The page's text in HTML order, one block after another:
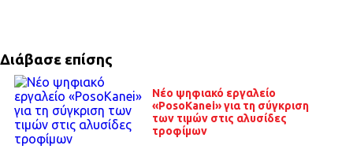
Διάβασε επίσης
Nέο ψηφιακό εργαλείο
«PosoKanei» για τη σύγκριση
των τιμών στις αλυσίδες
τροφίμων